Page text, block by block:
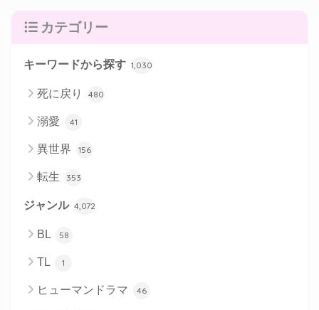
カテゴリー
キーワードから探す 1,030
死に戻り 480
溺愛 41
異世界 156
転生 353
ジャンル 4,072
BL 58
TL 1
ヒューマンドラマ 46